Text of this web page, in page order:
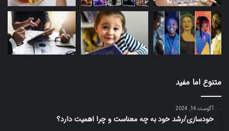
متنوع اما مفید
آگوست 14, 2024
خودسازی/رشد خود به چه معناست و چرا اهمیت دارد؟